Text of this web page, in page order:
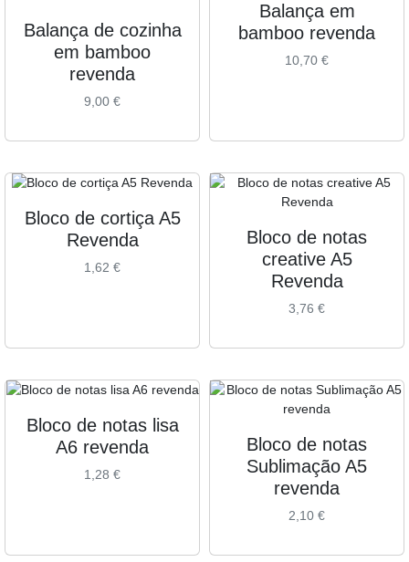
Balança de cozinha
em bamboo
revenda
9,00 €
Balança em
bamboo revenda
10,70 €
Bloco de cortiça A5
Revenda
1,62 €
Bloco de notas
creative A5
Revenda
3,76 €
Bloco de notas lisa
A6 revenda
1,28 €
Bloco de notas
Sublimação A5
revenda
2,10 €